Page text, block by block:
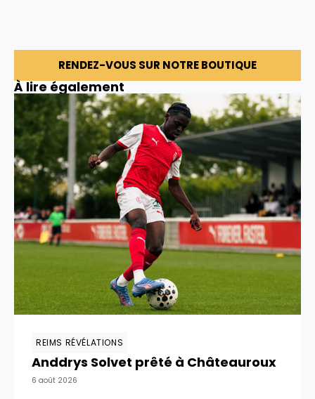
RENDEZ-VOUS SUR NOTRE BOUTIQUE
À lire également
REIMS RÉVÉLATIONS
Anddrys Solvet prêté à Châteauroux
6 août 2026